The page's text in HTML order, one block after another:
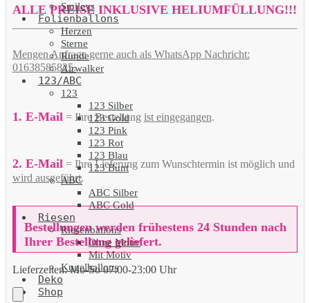
Smileys
Folienballons
Herzen
Sterne
Runde
Airwalker
123/ABC
123
123 Silber
123 Gold
123 Pink
123 Rot
123 Blau
123 Bunt
ABC
ABC Silber
ABC Gold
Riesen
Riesenballons
Ohne Motiv
Mit Motiv
Kugelballons
Deko
Shop
ALLE PREISE INKLUSIVE HELIUMFÜLLUNG!!!
Mengen Anfrage gerne auch als WhatsApp Nachricht:
01638585825.
1. E-Mail = Ihre Bestellung ist eingegangen.
2. E-Mail = Ihre Lieferung zum Wunschtermin ist möglich und
wird ausgeführt.
Bestellungen werden frühestens 24 Stunden nach
Ihrer Bestellung geliefert.
Lieferzeiten:Mo-So 07:00-23:00 Uhr